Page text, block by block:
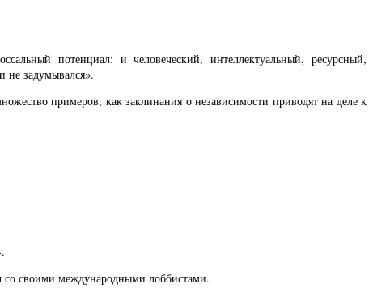
потенциал: и человеческий, интеллектуальный, ресурсный,
не задумывался».
примеров, как заклинания о независимости приводят на деле к
со своими международными лоббистами.